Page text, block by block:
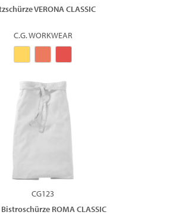
VERONA CLASSIC
C.G. WORKWEAR
CG123
ROMA CLASSIC